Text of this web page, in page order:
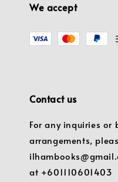
We accept
Contact us
For any inquiries or
arrangements,
at +601110601403